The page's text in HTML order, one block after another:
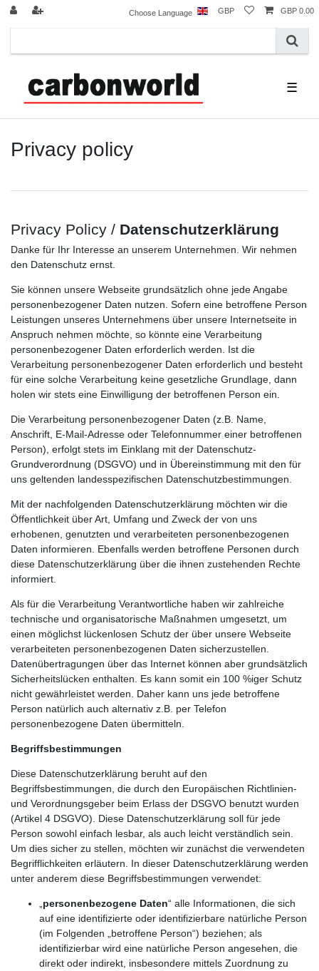
Choose Language GBP GBP 0.00
☰
Privacy policy
Privacy Policy / Datenschutzerklärung
Danke für Ihr Interesse an unserem Unternehmen. Wir nehmen
den Datenschutz ernst.
Sie können unsere Webseite grundsätzlich ohne jede Angabe
personenbezogener Daten nutzen. Sofern eine betroffene Person
Leistungen unseres Unternehmens über unsere Internetseite in
Anspruch nehmen möchte, so könnte eine Verarbeitung
personenbezogener Daten erforderlich werden. Ist die
Verarbeitung personenbezogener Daten erforderlich und besteht
für eine solche Verarbeitung keine gesetzliche Grundlage, dann
holen wir stets eine Einwilligung der betroffenen Person ein.
Die Verarbeitung personenbezogener Daten (z.B. Name,
Anschrift, E-Mail-Adresse oder Telefonnummer einer betroffenen
Person), erfolgt stets im Einklang mit der Datenschutz-
Grundverordnung (DSGVO) und in Übereinstimmung mit den für
uns geltenden landesspezifischen Datenschutzbestimmungen.
Mit der nachfolgenden Datenschutzerklärung möchten wir die
Öffentlichkeit über Art, Umfang und Zweck der von uns
erhobenen, genutzten und verarbeiteten personenbezogenen
Daten informieren. Ebenfalls werden betroffene Personen durch
diese Datenschutzerklärung über die ihnen zustehenden Rechte
informiert.
Als für die Verarbeitung Verantwortliche haben wir zahlreiche
technische und organisatorische Maßnahmen umgesetzt, um
einen möglichst lückenlosen Schutz der über unsere Webseite
verarbeiteten personenbezogenen Daten sicherzustellen.
Datenübertragungen über das Internet können aber grundsätzlich
Sicherheitslücken enthalten. Es kann somit ein 100 %iger Schutz
nicht gewährleistet werden. Daher kann uns jede betroffene
Person natürlich auch alternativ z.B. per Telefon
personenbezogene Daten übermitteln.
Begriffsbestimmungen
Diese Datenschutzerklärung beruht auf den
Begriffsbestimmungen, die durch den Europäischen Richtlinien-
und Verordnungsgeber beim Erlass der DSGVO benutzt wurden
(Artikel 4 DSGVO). Diese Datenschutzerklärung soll für jede
Person sowohl einfach lesbar, als auch leicht verständlich sein.
Um dies sicher zu stellen, möchten wir zunächst die verwendeten
Begrifflichkeiten erläutern. In dieser Datenschutzerklärung werden
unter anderem diese Begriffsbestimmungen verwendet:
personenbezogene Daten“ alle Informationen, die sich
auf eine identifizierte oder identifizierbare natürliche Person
(im Folgenden „betroffene Person“) beziehen; als
identifizierbar wird eine natürliche Person angesehen, die
direkt oder indirekt, insbesondere mittels Zuordnung zu